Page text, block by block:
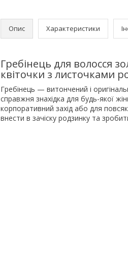
Опис Характеристики
Гребінець для волосся
квіточки з листочками
Гребінець — витончений і
справжня знахідка для будь-якої
корпоративний захід або для
внести в зачіску родзинку та